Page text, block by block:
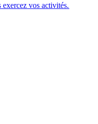
vos activités.​​